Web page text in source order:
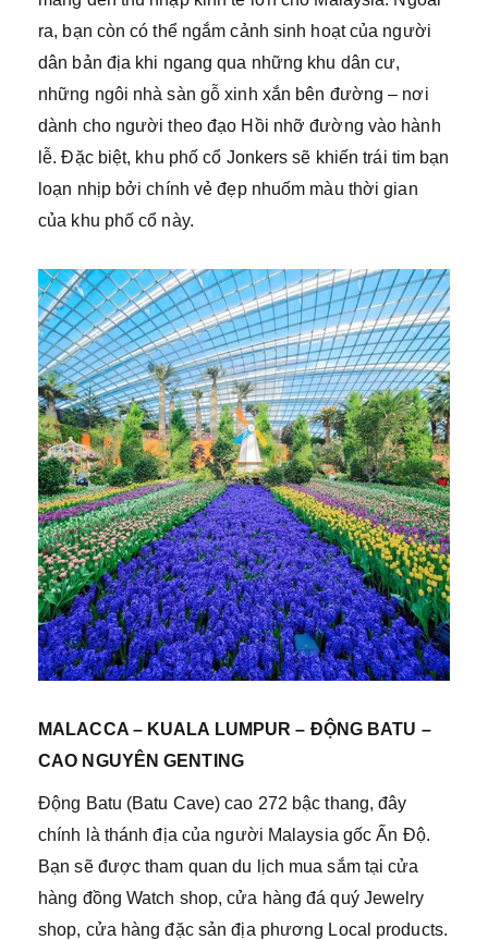
ra, bạn còn có thể ngắm cảnh sinh hoạt của người
dân bản địa khi ngang qua những khu dân cư,
những ngôi nhà sàn gỗ xinh xắn bên đường – nơi
dành cho người theo đạo Hồi nhỡ đường vào hành
lễ. Đặc biệt, khu phố cổ Jonkers sẽ khiến trái tim bạn
loạn nhịp bởi chính vẻ đẹp nhuốm màu thời gian
của khu phố cổ này.
MALACCA – KUALA LUMPUR – ĐỘNG BATU –
CAO NGUYÊN GENTING
Động Batu (Batu Cave) cao 272 bậc thang, đây
chính là thánh địa của người Malaysia gốc Ấn Độ.
Bạn sẽ được tham quan du lịch mua sắm tại cửa
hàng đồng Watch shop, cửa hàng đá quý Jewelry
shop, cửa hàng đặc sản địa phương Local products.